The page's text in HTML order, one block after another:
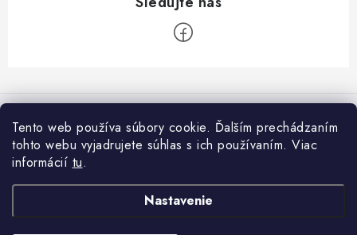
Tento web používa súbory cookie. Ďalším prechádzaním
tohto webu vyjadrujete súhlas s ich používaním. Viac
informácií tu.
Nastavenie
á
Prečo nakúpiť u nás?
Naša predajňa
Naše predajne
O nás